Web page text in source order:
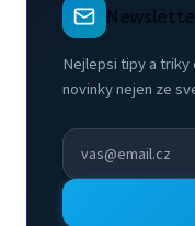
Nejlepsi tipy a triky
novinky nejen ze